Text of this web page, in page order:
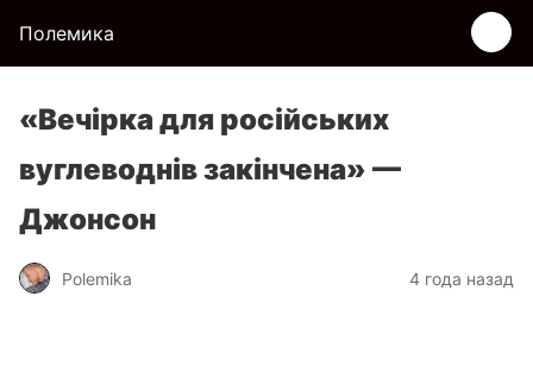
Полемика
«Вечірка для російських
вуглеводнів закінчена» —
Джонсон
Polemika 4 года назад